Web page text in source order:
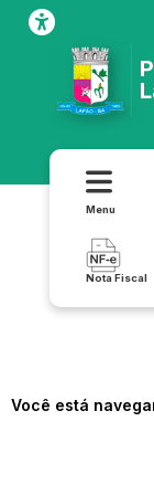
transparencia/
Menu
Nota Fiscal
Você está